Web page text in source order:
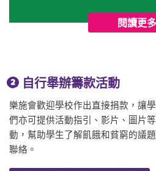
閱讀更多
自行舉辦籌款活動
樂施會歡迎學校作出直接捐款，讓
們亦可提供活動指引、影片、圖片
動，幫助學生了解飢餓和貧窮的議
聯絡。